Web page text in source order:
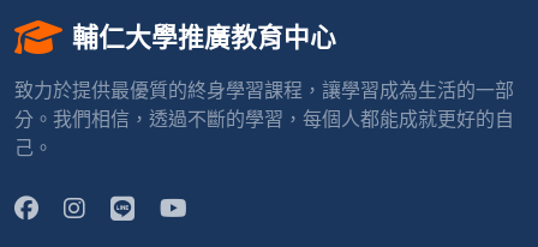
輔仁大學推廣教育中心
致力於提供最優質的終身學習課程，讓學習成為生活的一部
分。我們相信，透過不斷的學習，每個人都能成就更好的自
己。